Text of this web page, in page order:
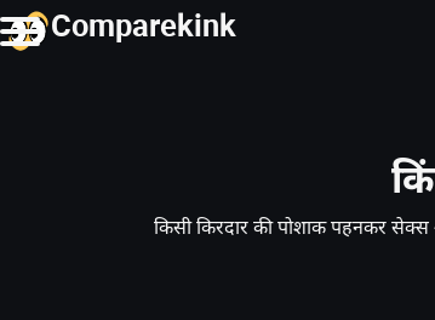
Comparekink
किसी किरदार की पोशाक पहनकर